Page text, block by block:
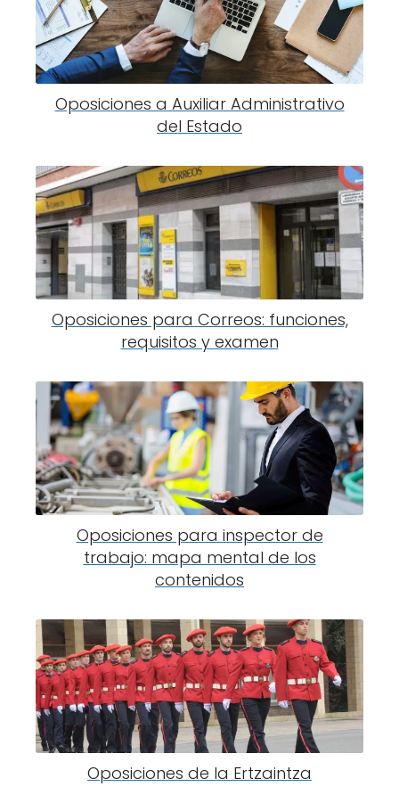
Oposiciones a Auxiliar Administrativo
del Estado
Oposiciones para Correos: funciones,
requisitos y examen
Oposiciones para inspector de
trabajo: mapa mental de los
contenidos
Oposiciones de la Ertzaintza